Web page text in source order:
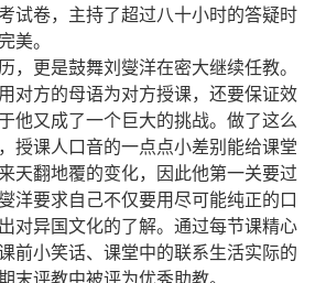
试卷，主持了超过八十小时的答疑时
美。
，更是鼓舞刘燮洋在密大继续任教。
对方的母语为对方授课，还要保证效
他又成了一个巨大的挑战。做了这么
授课人口音的一点点小差别能给课堂
天翻地覆的变化，因此他第一关要过
洋要求自己不仅要用尽可能纯正的口
对异国文化的了解。通过每节课精心
前小笑话、课堂中的联系生活实际的
末评教中被评为优秀助教。